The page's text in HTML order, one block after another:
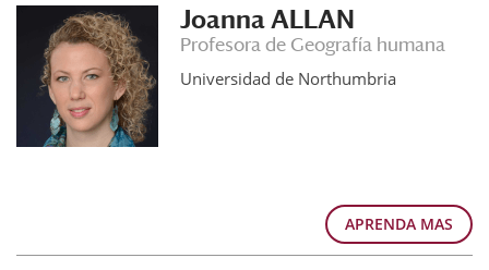
Joanna ALLAN
Profesora de Geografía humana
Universidad de Northumbria
APRENDA MAS